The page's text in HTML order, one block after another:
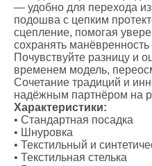
— удобно для перехода
подошва с цепким
сцепление, помогая
сохранять манёвренность
Почувствуйте разницу и
временем модель,
Сочетание традиций и
надёжным партнёром на
Характеристики:
• Стандартная посадка
• Шнуровка
• Текстильный и
• Текстильная стелька